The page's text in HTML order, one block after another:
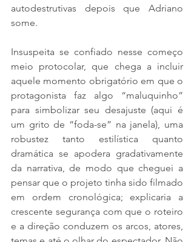
autodestrutivas depois que Adriano
some.
Insuspeita se confiado nesse começo
meio protocolar, que chega a incluir
aquele momento obrigatório em que o
protagonista faz algo “maluquinho”
para simbolizar seu desajuste (aqui é
um grito de “foda-se” na janela), uma
robustez tanto estilística quanto
dramática se apodera gradativamente
da narrativa, de modo que cheguei a
pensar que o projeto tinha sido filmado
em ordem cronológica; explicaria a
crescente segurança com que o roteiro
e a direção conduzem os arcos, atores,